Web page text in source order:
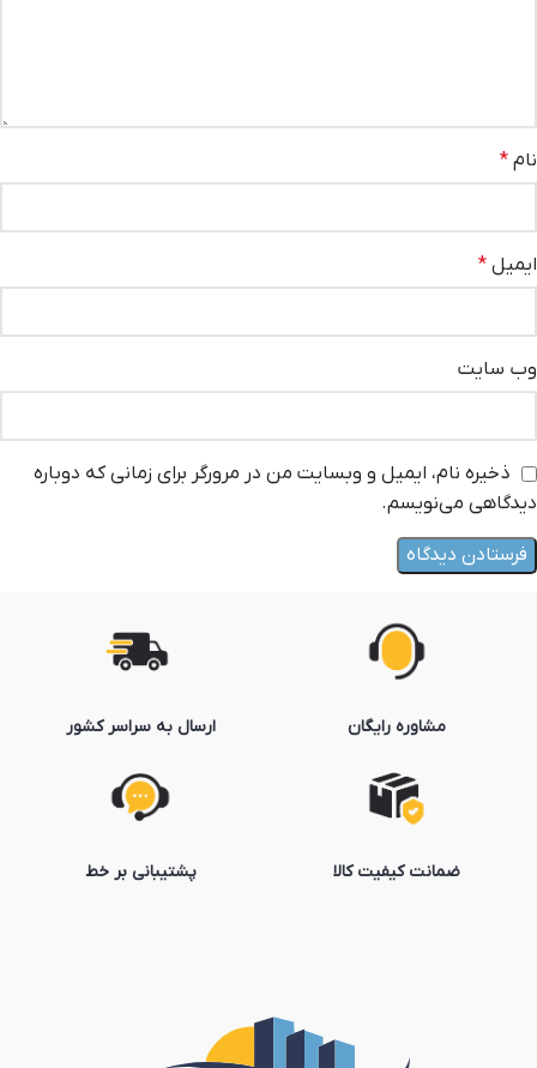
نام *
ایمیل *
وب‌ سایت
ذخیره نام، ایمیل و وبسایت من در مرورگر برای زمانی که دوباره
دیدگاهی می‌نویسم.
مشاوره رایگان
ضمانت کیفیت کالا
ارسال به سراسر کشور
پشتیبانی بر خط